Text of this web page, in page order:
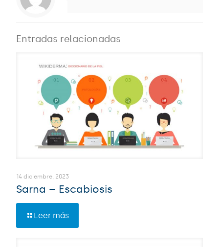
Entradas relacionadas
14 diciembre, 2023
Sarna – Escabiosis
Leer más